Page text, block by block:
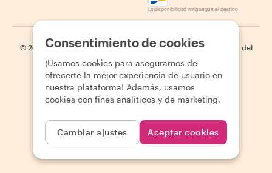
La disponibilidad varía según el destino
© 2026 Withlocals.com | Política de privacidad | Cookies
Mapa del
Consentimiento de cookies
¡Usamos cookies para asegurarnos de
ofrecerte la mejor experiencia de usuario en
nuestra plataforma! Además, usamos
cookies con fines analíticos y de marketing.
Cambiar ajustes Aceptar cookies